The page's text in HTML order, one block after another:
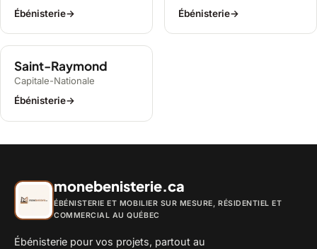
Ébénisterie→
Ébénisterie→
Saint-Raymond
Capitale-Nationale
Ébénisterie→
monebenisterie.ca
ÉBÉNISTERIE ET MOBILIER SUR MESURE, RÉSIDENTIEL ET
COMMERCIAL AU QUÉBEC
Ébénisterie pour vos projets, partout au